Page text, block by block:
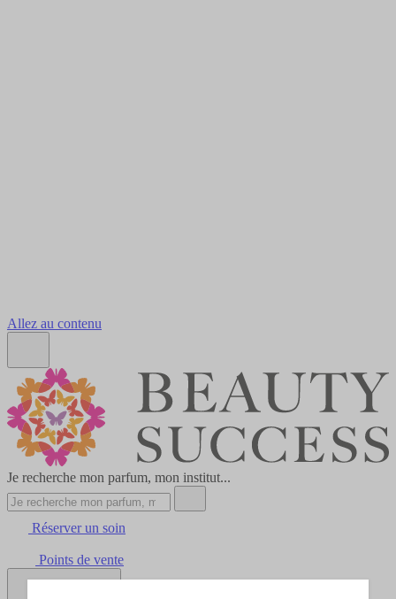
Allez au contenu
Je recherche mon parfum, mon institut...
Réserver un soin
Points de vente